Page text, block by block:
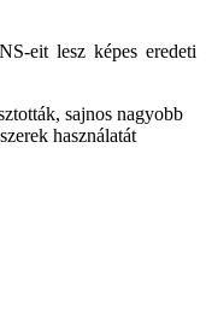
eit lesz képes eredeti
sajnos nagyobb
használatát